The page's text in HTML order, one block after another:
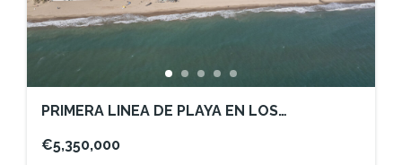
PRIMERA LINEA DE PLAYA EN LOS
€5,350,000